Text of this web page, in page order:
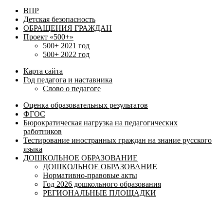
ВПР
Детская безопасность
ОБРАЩЕНИЯ ГРАЖДАН
Проект «500+»
500+ 2021 год
500+ 2022 год
Карта сайта
Год педагога и наставника
Слово о педагоге
Оценка образовательных результатов
ФГОС
Бюрократическая нагрузка на педагогических
работников
Тестирование иностранных граждан на знание русского
языка
ДОШКОЛЬНОЕ ОБРАЗОВАНИЕ
ДОШКОЛЬНОЕ ОБРАЗОВАНИЕ
Нормативно-правовые акты
Год 2026 дошкольного образования
РЕГИОНАЛЬНЫЕ ПЛОЩАДКИ